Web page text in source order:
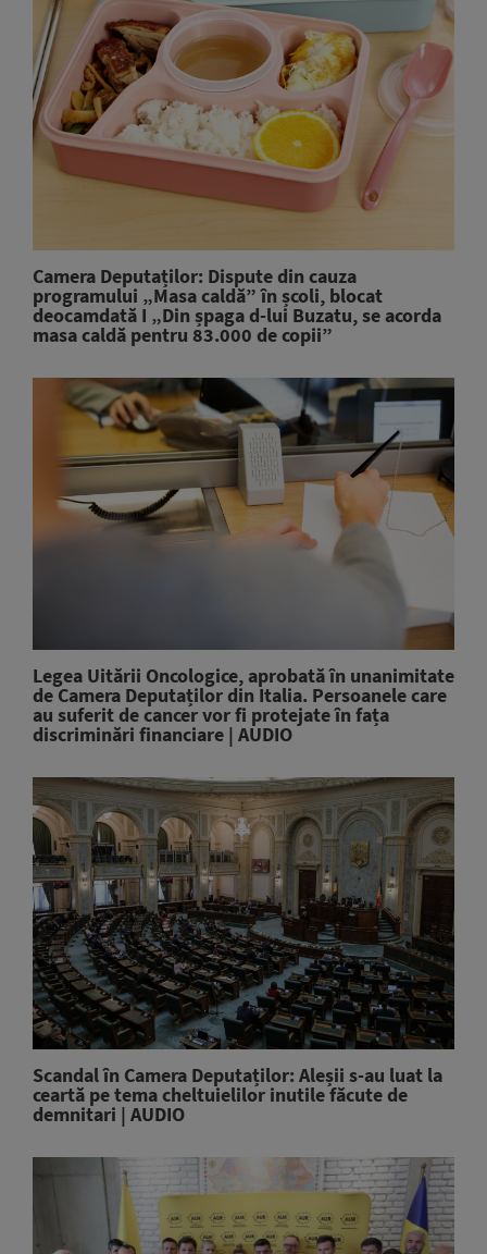
Camera Deputaților: Dispute din cauza
programului „Masa caldă” în școli, blocat
deocamdată I „Din șpaga d-lui Buzatu, se acorda
masa caldă pentru 83.000 de copii”
Legea Uitării Oncologice, aprobată în unanimitate
de Camera Deputaților din Italia. Persoanele care
au suferit de cancer vor fi protejate în fața
discriminări financiare | AUDIO
Scandal în Camera Deputaților: Aleșii s-au luat la
ceartă pe tema cheltuielilor inutile făcute de
demnitari | AUDIO